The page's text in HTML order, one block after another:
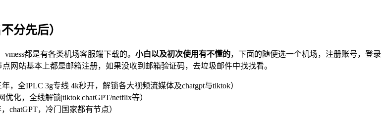
分先后）
vmess都是有各类机场客服端下载的。 小白以及初次使用有不懂的，下面的随便选一个机场，注册账号，登录
网站基本上都是邮箱注册，如果没收到邮箱验证码，去垃圾邮件中找找看。
，全IPLC 3g专线 4k秒开，解锁各大视频流媒体及chatgpt与tiktok）
化，全线解锁|tiktok|chatGPT/netflix等）
chatGPT，冷门国家都有节点）